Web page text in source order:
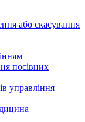
або скасування
посівних
управління